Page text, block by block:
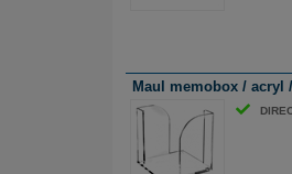
Maul memobox / acryl